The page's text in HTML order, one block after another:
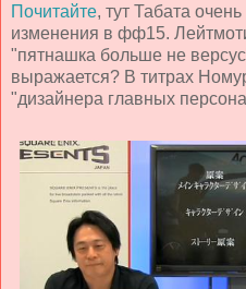
Почитайте, тут Табата
изменения в фф15.
"пятнашка больше не
выражается? В титрах
"дизайнера главных